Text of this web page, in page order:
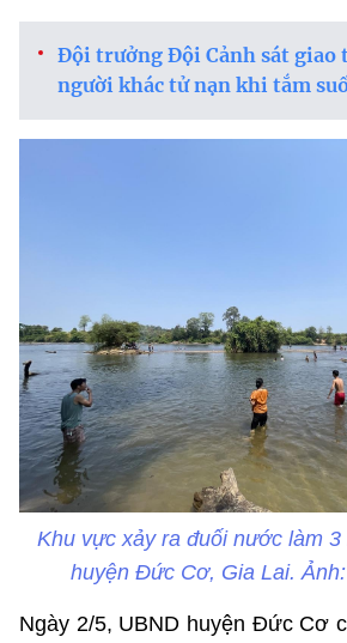
Đội trưởng Đội Cảnh sát giao
người khác tử nạn khi tắm
Khu vực xảy ra đuối nước làm
huyện Đức Cơ, Gia Lai.
Ngày 2/5, UBND huyện Đức Cơ